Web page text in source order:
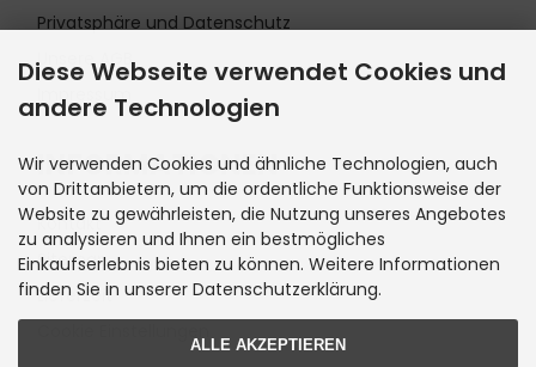
Privatsphäre und Datenschutz
Unsere AGB
Impressum
INFORMATIONEN
Kontakt
Sitemap
Lieferzeit
Diese Webseite verwendet Cookies und
andere Technologien
Wir verwenden Cookies und ähnliche Technologien, auch
von Drittanbietern, um die ordentliche Funktionsweise der
Website zu gewährleisten, die Nutzung unseres Angebotes
zu analysieren und Ihnen ein bestmögliches
Einkaufserlebnis bieten zu können. Weitere Informationen
finden Sie in unserer Datenschutzerklärung.
ALLE AKZEPTIEREN